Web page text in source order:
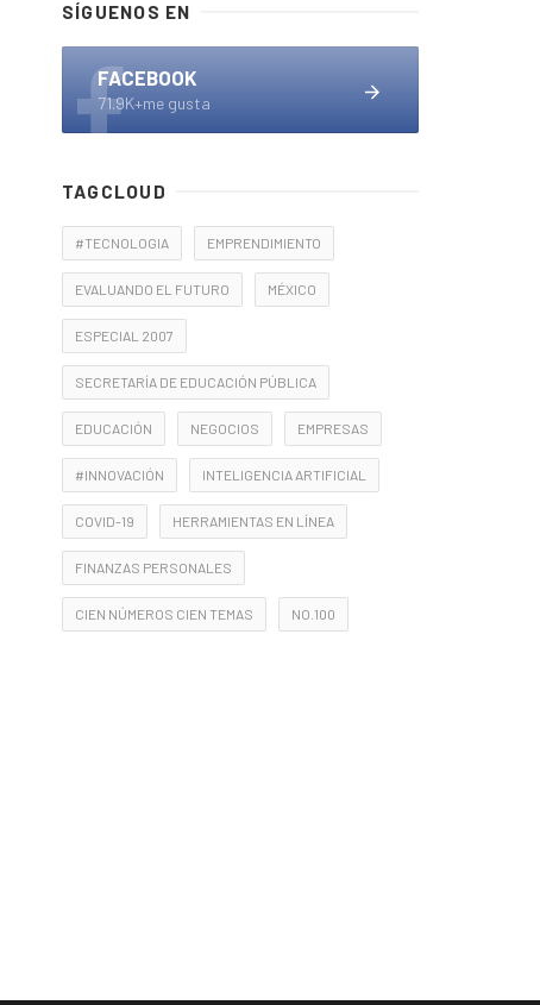
SÍGUENOS EN
FACEBOOK
71.9K+me gusta
TAGCLOUD
#TECNOLOGIA EMPRENDIMIENTO
EVALUANDO EL FUTURO MÉXICO
ESPECIAL 2007
SECRETARÍA DE EDUCACIÓN PÚBLICA
EDUCACIÓN NEGOCIOS EMPRESAS
#INNOVACIÓN INTELIGENCIA ARTIFICIAL
COVID-19 HERRAMIENTAS EN LÍNEA
FINANZAS PERSONALES
CIEN NÚMEROS CIEN TEMAS NO.100